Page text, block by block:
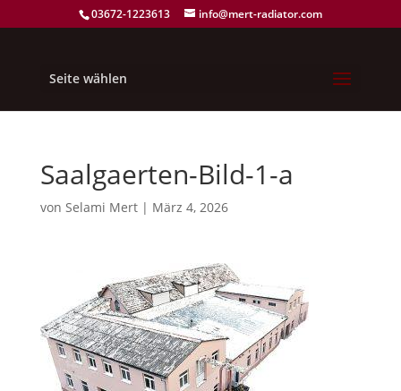
03672-1223613 info@mert-radiator.com
Seite wählen
Saalgaerten-Bild-1-a
von Selami Mert| März 4, 2026